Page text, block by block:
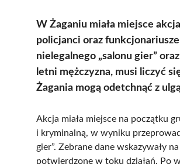
W Żaganiu miała miejsce
policjanci oraz
nielegalnego „salonu gier”
letni mężczyzna, musi liczyć
Żagania mogą odetchnąć z
Akcja miała miejsce na początku
i kryminalną, w wyniku
gier”. Zebrane dane wskazywały
potwierdzone w toku działań. Po